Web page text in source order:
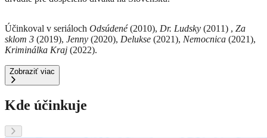
Účinkoval v seriáloch Odsúdené(2010), Dr. Ludsky (2011) , Za
sklom 3 (2019), Jenny (2020), Delukse (2021), Nemocnica (2021),
Kriminálka Kraj (2022).
Zobraziť viac
Kde účinkuje